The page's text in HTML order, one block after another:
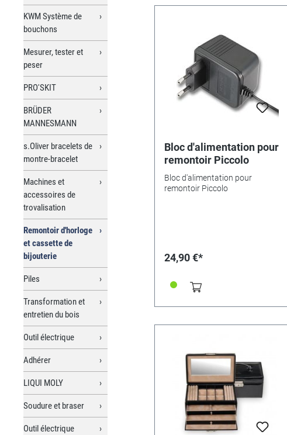
KWM Système de
bouchons
Mesurer, tester et
peser
PRO'SKIT
BRÜDER
MANNESMANN
s.Oliver bracelets de
montre-bracelet
Machines et
accessoires de
trovalisation
Remontoir d'horloge
et cassette de
bijouterie
Piles
Transformation et
entretien du bois
Outil électrique
Adhérer
LIQUI MOLY
Soudure et braser
Outil électrique
Bloc d'alimentation pour
remontoir Piccolo
Bloc d'alimentation pour
remontoir Piccolo
24,90 €*